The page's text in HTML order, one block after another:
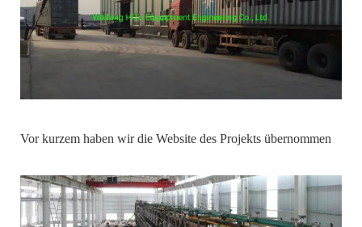
Vor kurzem haben wir die Website des Projekts übernommen